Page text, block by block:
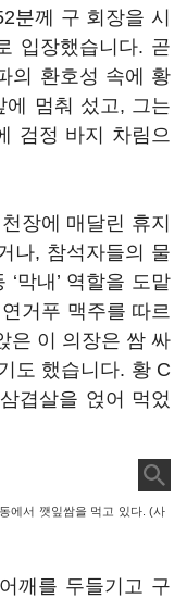
분께 구 회장을 시
입장했습니다. 곧
의 환호성 속에 황
에 멈춰 섰고, 그는
검정 바지 차림으
장에 매달린 휴지
나, 참석자들의 물
막내’ 역할을 도맡
거푸 맥주를 따르
은 이 의장은 쌈 싸
도 했습니다. 황 C
겹살을 얹어 먹었
에서 깻잎쌈을 먹고 있다. (사
깨를 두들기고 구